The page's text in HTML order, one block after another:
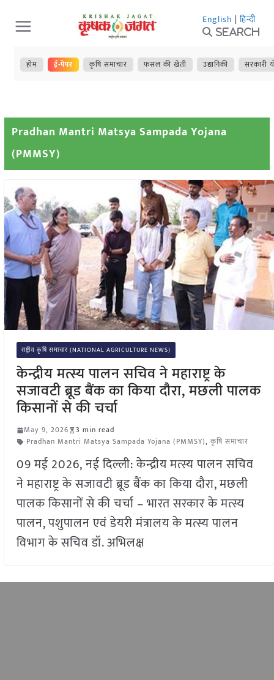
Skip
to
content
English | हिन्दी
Search
होम ई-पेपर कृषि समाचार फसल की खेती उद्यानिकी सरकारी
Pradhan Mantri Matsya Sampada Yojana
(PMMSY)
राष्ट्रीय कृषि समाचार (NATIONAL AGRICULTURE NEWS)
केन्द्रीय मत्स्य पालन सचिव ने महाराष्ट्र के
सजावटी ब्रूड बैंक का किया दौरा, मछली पालक
किसानों से की चर्चा
May 9, 2026
3 min read
Pradhan Mantri Matsya Sampada Yojana (PMMSY), कृषि समाचार
09 मई 2026, नई दिल्ली: केन्द्रीय मत्स्य पालन सचिव
ने महाराष्ट्र के सजावटी ब्रूड बैंक का किया दौरा, मछली
पालक किसानों से की चर्चा – भारत सरकार के मत्स्य
पालन, पशुपालन एवं डेयरी मंत्रालय के मत्स्य पालन
विभाग के सचिव डॉ. अभिलक्ष